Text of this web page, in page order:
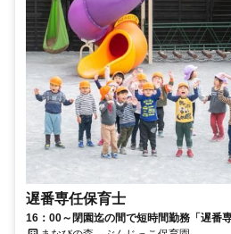
遅番専任保育士
16：00～閉園迄の間で短時間勤務「遅番